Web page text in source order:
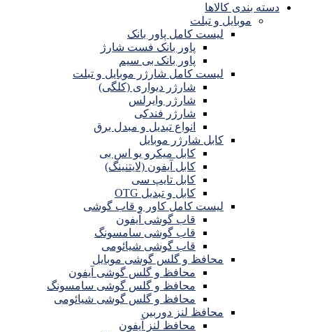
دسته بندی کالاها
موبایل و تبلت
لیست کامل پاور بانک
پاور بانک فست شارژ
پاور بانک بی سیم
لیست کامل شارژر موبایل و تبلت
شارژر دیواری (کلگی)
شارژر وایرلس
شارژر فندکی
انواع تبدیل و مبدل برق
کابل شارژر موبایل
کابل میکرو یو اس بی
کابل آیفون (لایتنینگ)
کابل تایپ سی
کابل و تبدیل OTG
لیست کامل کاور و قاب گوشی
قاب گوشی آیفون
قاب گوشی سامسونگ
قاب گوشی شیائومی
محافظ و گلس گوشی موبایل
محافظ و گلس گوشی آیفون
محافظ و گلس گوشی سامسونگ
محافظ و گلس گوشی شیائومی
محافظ لنز دوربین
محافظ لنز آیفون